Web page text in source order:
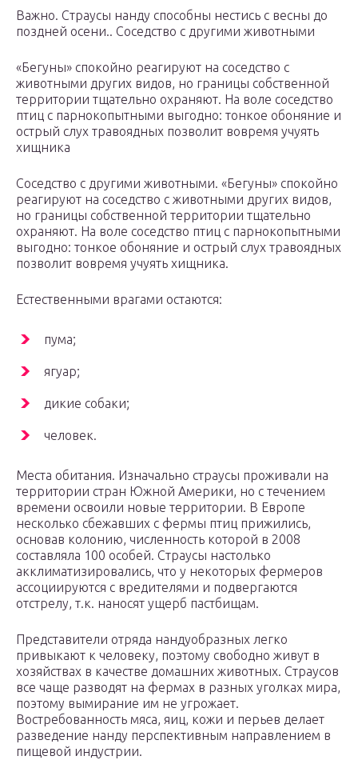
Важно. Страусы нанду способны нестись с весны до
поздней осени.. Соседство с другими животными
«Бегуны» спокойно реагируют на соседство с
животными других видов, но границы собственной
территории тщательно охраняют. На воле соседство
птиц с парнокопытными выгодно: тонкое обоняние и
острый слух травоядных позволит вовремя учуять
хищника
Соседство с другими животными. «Бегуны» спокойно
реагируют на соседство с животными других видов,
но границы собственной территории тщательно
охраняют. На воле соседство птиц с парнокопытными
выгодно: тонкое обоняние и острый слух травоядных
позволит вовремя учуять хищника.
Естественными врагами остаются:
пума;
ягуар;
дикие собаки;
человек.
Места обитания. Изначально страусы проживали на
территории стран Южной Америки, но с течением
времени освоили новые территории. В Европе
несколько сбежавших с фермы птиц прижились,
основав колонию, численность которой в 2008
составляла 100 особей. Страусы настолько
акклиматизировались, что у некоторых фермеров
ассоциируются с вредителями и подвергаются
отстрелу, т.к. наносят ущерб пастбищам.
Представители отряда нандуобразных легко
привыкают к человеку, поэтому свободно живут в
хозяйствах в качестве домашних животных. Страусов
все чаще разводят на фермах в разных уголках мира,
поэтому вымирание им не угрожает.
Востребованность мяса, яиц, кожи и перьев делает
разведение нанду перспективным направлением в
пищевой индустрии.